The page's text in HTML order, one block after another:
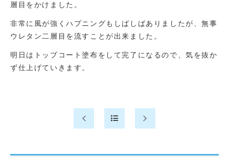
層目をかけました。
非常に風が強くハプニングもしばしばありましたが、無事
ウレタン二層目を流すことが出来ました。
明日はトップコート塗布をして完了になるので、気を抜か
ず仕上げていきます。